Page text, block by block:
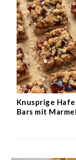
Knusprige
Bars mit